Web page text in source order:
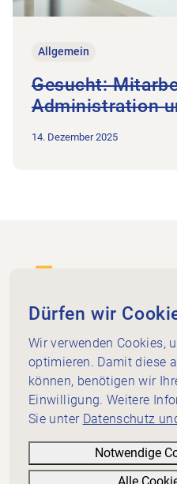
Allgemein
Gesucht:
Administration
14. Dezember 2025
Footer
Physio Schaffhausen-Thurgau
Im Rhytech 3
8212 Neuhausen am Rheinfall
sekretariat@sh-tg.physioswiss.ch
Schnellzugriff
Webinare
Kontakt
Dürfen wir
Wir verwenden Cookies,
optimieren. Damit diese
können, benötigen wir
Einwilligung. Weitere
Sie unter Datenschutz
Notwendige